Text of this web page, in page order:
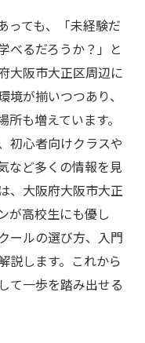
っても、「未経験だ
べるだろうか？」と
大阪市大正区周辺に
が揃いつつあり、
も増えています。
初心者向けクラスや
など多くの情報を見
、大阪府大阪市大正
が高校生にも優し
ールの選び方、入門
説します。これから
て一歩を踏み出せる